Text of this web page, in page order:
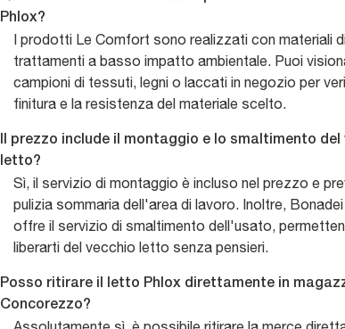
Phlox?
I prodotti Le Comfort sono realizzati con materiali
trattamenti a basso impatto ambientale. Puoi
campioni di tessuti, legni o laccati in negozio per
finitura e la resistenza del materiale scelto.
Il prezzo include il montaggio e lo smaltimento del
letto?
Sì, il servizio di montaggio è incluso nel prezzo e
pulizia sommaria dell'area di lavoro. Inoltre,
offre il servizio di smaltimento dell'usato,
liberarti del vecchio letto senza pensieri.
Posso ritirare il letto Phlox direttamente in
Concorezzo?